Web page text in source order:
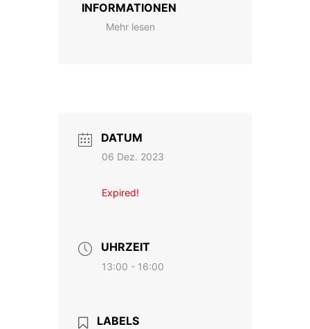
INFORMATIONEN
Mehr lesen
DATUM
06 Dez. 2023
Expired!
UHRZEIT
13:00 - 16:00
LABELS